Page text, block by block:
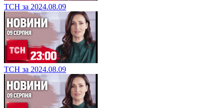
ТСН за 2024.08.09
ТСН за 2024.08.09